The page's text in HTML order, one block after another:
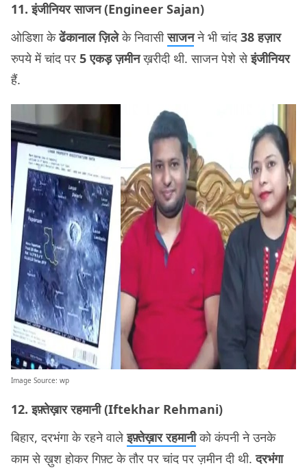
11. इंजीनियर साजन (Engineer Sajan)
ओडिशा केढेंकानाल ज़िलेके निवासीसाजनने भी चांद38 हज़ार
रुपये में चांद पर 5 एकड़ ज़मीनख़रीदी थी. साजन पेशे सेइंजीनियर
हैं.
Image Source: wp
12. इफ़्तेख़ार रहमानी (Iftekhar Rehmani)
बिहार, दरभंगा के रहने वालेइफ़्तेख़ार रहमानीको कंपनी ने उनके
काम से ख़ुश होकर गिफ़्ट के तौर पर चांद पर ज़मीन दी थी.दरभंगा